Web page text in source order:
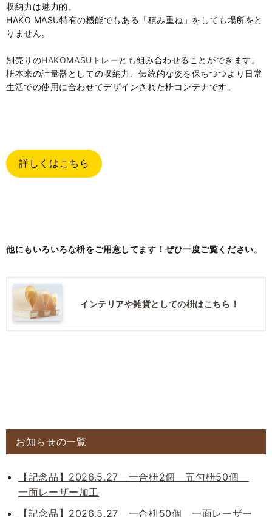
収納力は魅力的。
HAKO MASU特有の機能でもある「積み重ね」をしても場所をと
りません。
別売りのHAKOMASUトレーとも組み合わせることができます。
枡本来の計量器としての収納力、伝統的な姿を保ちつつより日常
生活での使用に合わせてデザインされた枡コンテナです。
詳しくはこちら
他にもいろいろな枡をご用意してます！ぜひ一度ご覧ください。
インテリアや雑貨としての枡はこちら！
お知らせの一覧
【記念品】2026.5.27 一合枡2個 五勺枡50個
一面レーザー加工
【記念品】2026.5.27 一合枡50個 一面レーザー